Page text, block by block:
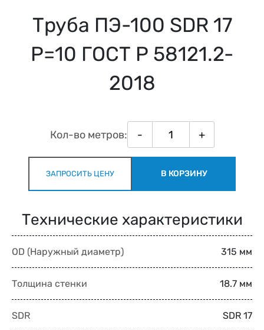
Труба ПЭ-100 SDR 17
Р=10 ГОСТ Р 58121.2-
2018
Кол-во метров: - +
ЗАПРОСИТЬ ЦЕНУ В КОРЗИНУ
Технические характеристики
OD (Наружный диаметр) 315 мм
Толщина стенки 18.7 мм
SDR SDR 17